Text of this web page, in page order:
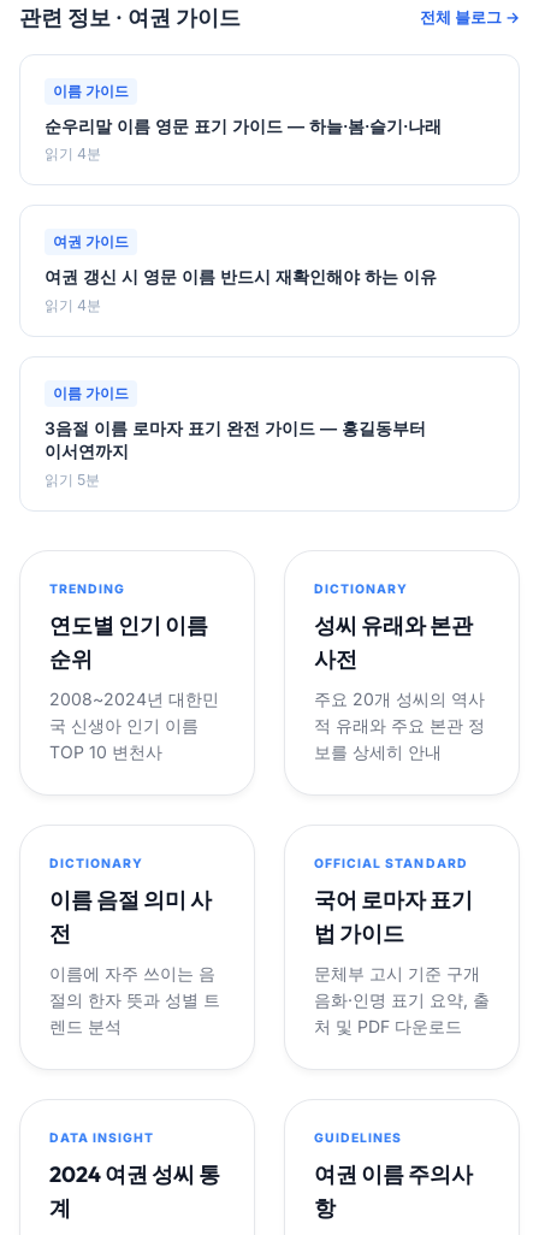
관련 정보 · 여권 가이드 전체 블로그 →
이름 가이드
순우리말 이름 영문 표기 가이드 — 하늘·봄·슬기·나래
읽기 4분
여권 가이드
여권 갱신 시 영문 이름 반드시 재확인해야 하는 이유
읽기 4분
이름 가이드
3음절 이름 로마자 표기 완전 가이드 — 홍길동부터
이서연까지
읽기 5분
TRENDING
연도별 인기 이름
순위
2008~2024년 대한민
국 신생아 인기 이름
TOP 10 변천사
DICTIONARY
성씨 유래와 본관
사전
주요 20개 성씨의 역사
적 유래와 주요 본관 정
보를 상세히 안내
DICTIONARY
이름 음절 의미 사
전
이름에 자주 쓰이는 음
절의 한자 뜻과 성별 트
렌드 분석
OFFICIAL STANDARD
국어 로마자 표기
법 가이드
문체부 고시 기준 구개
음화·인명 표기 요약, 출
처 및 PDF 다운로드
DATA INSIGHT
2024 여권 성씨 통
계
GUIDELINES
여권 이름 주의사
항